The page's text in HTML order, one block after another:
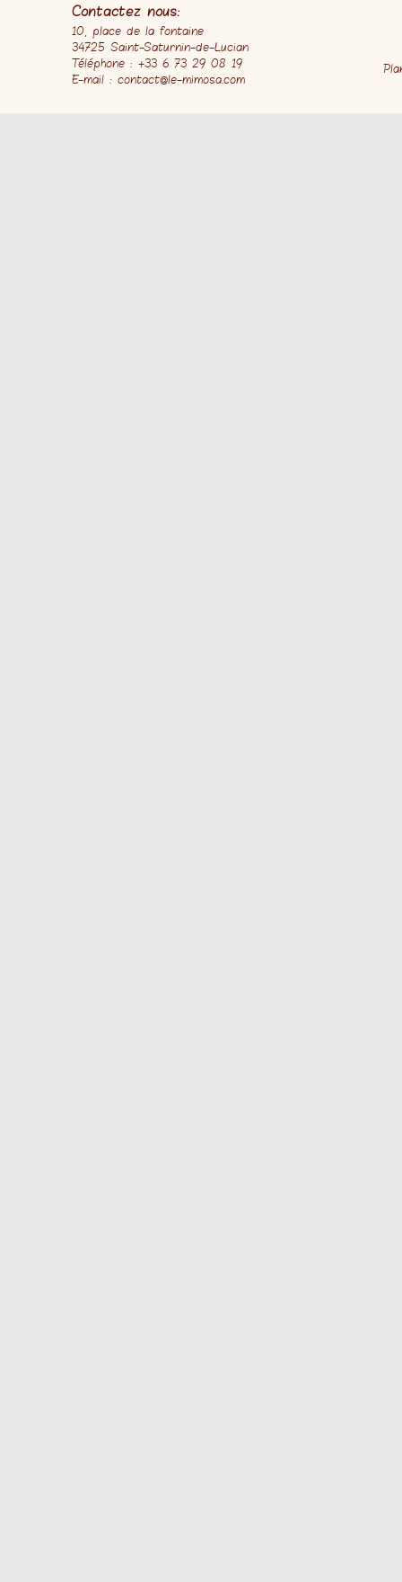
Contactez nous:
10, place de la fontaine
34725 Saint-Saturnin-de-Lucian
Téléphone : +33 6 73 29 08 19
E-mail : contact@le-mimosa.com